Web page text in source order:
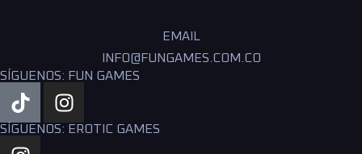
EMAIL
INFO@FUNGAMES.COM.CO
SÍGUENOS: FUN GAMES
SÍGUENOS: EROTIC GAMES